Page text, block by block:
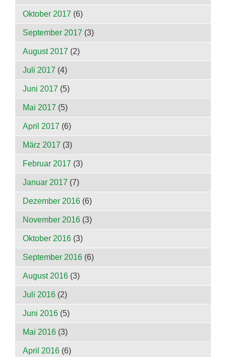
Oktober 2017 (6)
September 2017 (3)
August 2017 (2)
Juli 2017 (4)
Juni 2017 (5)
Mai 2017 (5)
April 2017 (6)
März 2017 (3)
Februar 2017 (3)
Januar 2017 (7)
Dezember 2016 (6)
November 2016 (3)
Oktober 2016 (3)
September 2016 (6)
August 2016 (3)
Juli 2016 (2)
Juni 2016 (5)
Mai 2016 (3)
April 2016 (6)